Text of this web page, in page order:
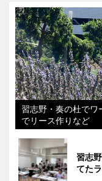
習志野・奏の杜で
でリース作りなど
習志
てた